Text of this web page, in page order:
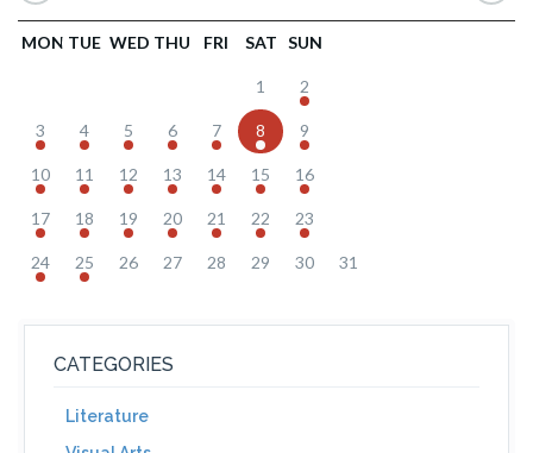
MON TUE WED THU FRI SAT SUN
1 2
3 4 5 6 7 8 9
10 11 12 13 14 15 16
17 18 19 20 21 22 23
24 25 26 27 28 29 30 31
CATEGORIES
Literature